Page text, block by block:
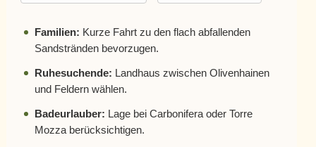
Familien: Kurze Fahrt zu den flach abfallenden
Sandstränden bevorzugen.
Ruhesuchende: Landhaus zwischen Olivenhainen
und Feldern wählen.
Badeurlauber: Lage bei Carbonifera oder Torre
Mozza berücksichtigen.